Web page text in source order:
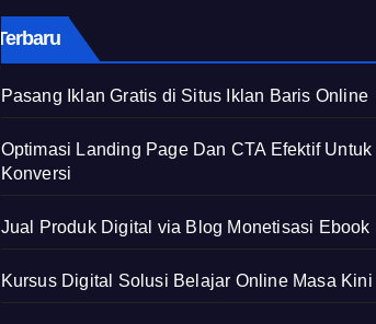
Terbaru
Pasang Iklan Gratis di Situs Iklan Baris Online
Optimasi Landing Page Dan CTA Efektif Untuk
Konversi
Jual Produk Digital via Blog Monetisasi Ebook
Kursus Digital Solusi Belajar Online Masa Kini